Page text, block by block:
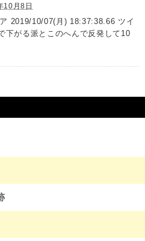
10月8日
2019/10/07(月) 18:37:38.66 ツイ
下がる派とこのへんで反発して10